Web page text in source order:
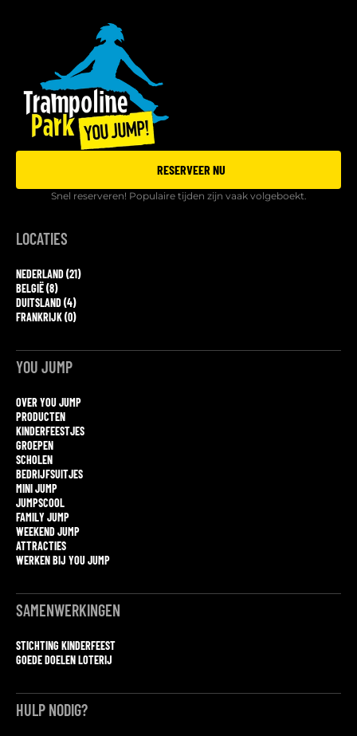
RESERVEER NU
Snel reserveren! Populaire tijden zijn vaak volgeboekt.
LOCATIES
NEDERLAND (21)
BELGIË (8)
DUITSLAND (4)
FRANKRIJK (0)
YOU JUMP
OVER YOU JUMP
PRODUCTEN
KINDERFEESTJES
GROEPEN
SCHOLEN
BEDRIJFSUITJES
MINI JUMP
JUMPSCOOL
FAMILY JUMP
WEEKEND JUMP
ATTRACTIES
WERKEN BIJ YOU JUMP
SAMENWERKINGEN
STICHTING KINDERFEEST
GOEDE DOELEN LOTERIJ
HULP NODIG?